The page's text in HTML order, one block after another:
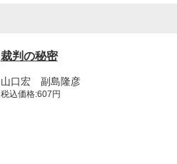
裁判の秘密
山口宏 副島隆彦
税込価格:607円